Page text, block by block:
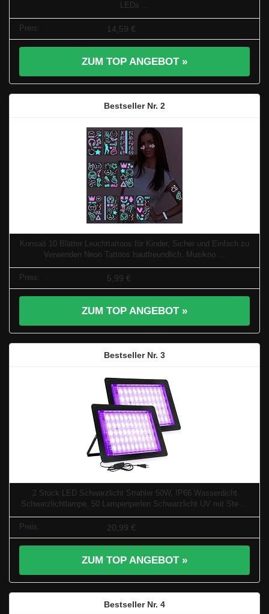
LEDs ...
14,59 €
ZUM TOP ANGEBOT »
2
Konsait 10 Blätter Leuchttattoos für Kinder, Sicher und Einfach zu
Verwenden Neon Tattoos hautfreundlich, Musikno ...
5,99 €
ZUM TOP ANGEBOT »
3
2 Stück LED Schwarzlicht Strahler 50W, IP66 Wasserdicht
Schwarzlichtlampe, 50 Lampenperlen Schwarzlicht UV mit Ste ...
20,99 €
ZUM TOP ANGEBOT »
4